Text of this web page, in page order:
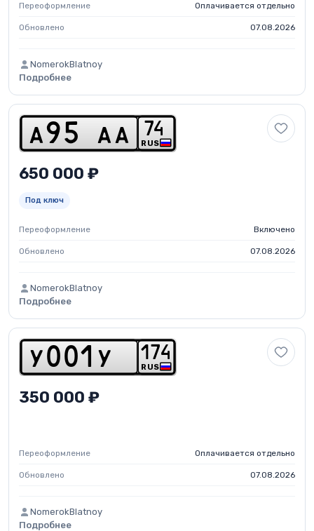
Переоформление Оплачивается отдельно
Обновлено 07.08.2026
NomerokBlatnoy
Подробнее
a 9 5 a a RUS
74
650 000 ₽
Под ключ
Переоформление Включено
Обновлено 07.08.2026
NomerokBlatnoy
Подробнее
y 0 0 1 y RUS
1 74
350 000 ₽
Переоформление Оплачивается отдельно
Обновлено 07.08.2026
NomerokBlatnoy
Подробнее